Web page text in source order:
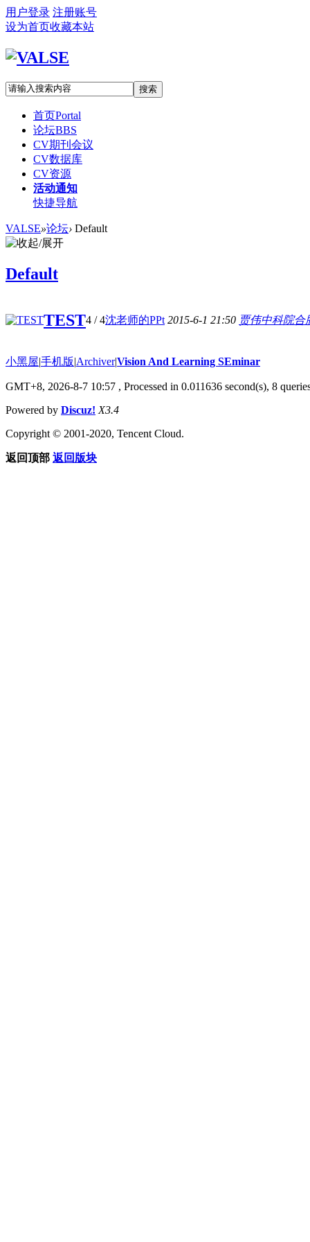
用户登录 注册账号
设为首页收藏本站
搜索
首页Portal
论坛BBS
CV期刊会议
CV数据库
CV资源
活动通知
快捷导航
VALSE»论坛› Default
Default
TEST4 / 4沈老师的PPt 2015-6-1 21:50 贾伟中科院合
小黑屋|手机版|Archiver|Vision And Learning SEminar
GMT+8, 2026-8-7 10:57 , Processed in 0.011636 second(s), 8
Powered by Discuz! X3.4
Copyright © 2001-2020, Tencent Cloud.
返回顶部 返回版块